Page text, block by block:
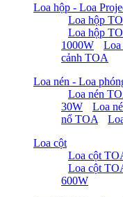
Loa hộp - Loa
Loa hộp
Loa hộp
1000W
Loa
cảnh TOA
Loa nén - Loa
Loa nén
30W
Loa
nổ TOA
Loa cột
Loa cột
Loa cột
600W